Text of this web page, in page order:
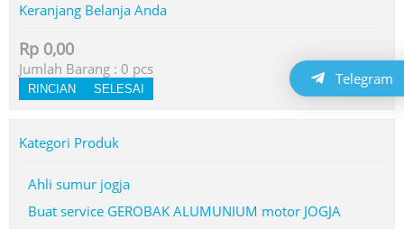
Keranjang Belanja Anda
Rp 0,00
Jumlah Barang : 0 pcs
RINCIAN SELESAI
Kategori Produk
Ahli sumur jogja
Buat service GEROBAK ALUMUNIUM motor JOGJA
Telegram